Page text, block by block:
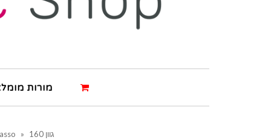
מורות
» גוון 160